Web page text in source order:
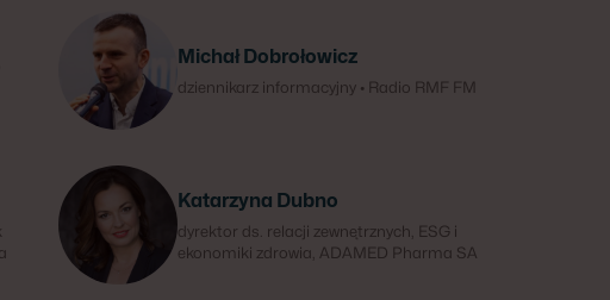
Michał Dobrołowicz
dziennikarz informacyjny • Radio RMF FM
Katarzyna Dubno
dyrektor ds. relacji zewnętrznych, ESG i
ekonomiki zdrowia, ADAMED Pharma SA